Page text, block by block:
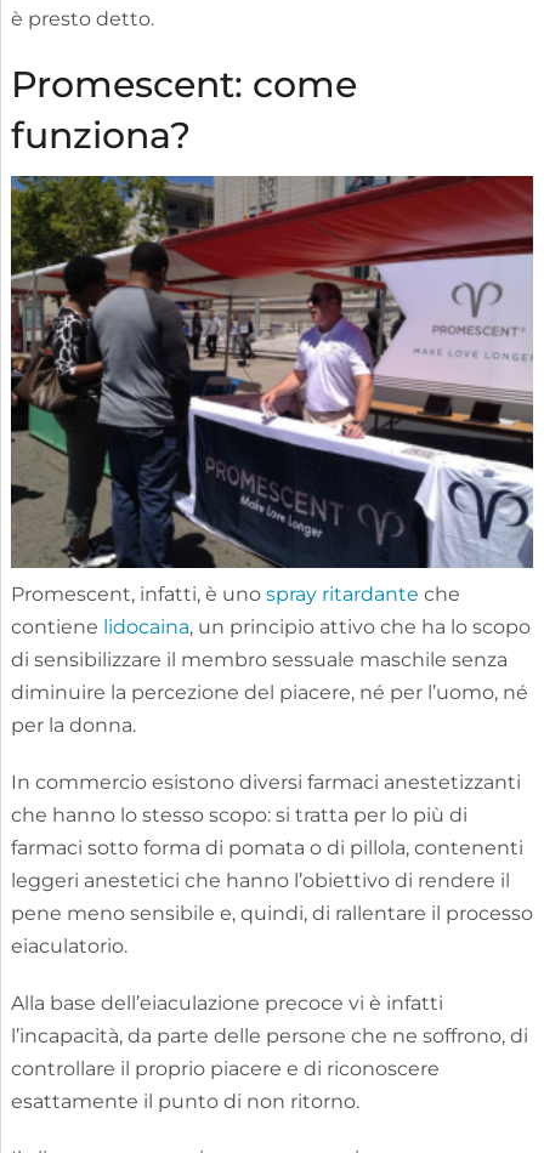
è presto detto.
Promescent: come
funziona?
Promescent, infatti, è uno spray ritardante che
contiene lidocaina, un principio attivo che ha lo scopo
di sensibilizzare il membro sessuale maschile senza
diminuire la percezione del piacere, né per l’uomo, né
per la donna.
In commercio esistono diversi farmaci anestetizzanti
che hanno lo stesso scopo: si tratta per lo più di
farmaci sotto forma di pomata o di pillola, contenenti
leggeri anestetici che hanno l’obiettivo di rendere il
pene meno sensibile e, quindi, di rallentare il processo
eiaculatorio.
Alla base dell’eiaculazione precoce vi è infatti
l’incapacità, da parte delle persone che ne soffrono, di
controllare il proprio piacere e di riconoscere
esattamente il punto di non ritorno.